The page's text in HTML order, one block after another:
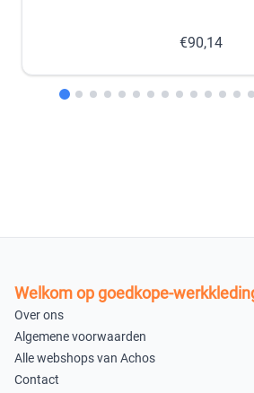
€90,14
Welkom op goedkope-
Over ons
Algemene voorwaarden
Alle webshops van Achos
Contact